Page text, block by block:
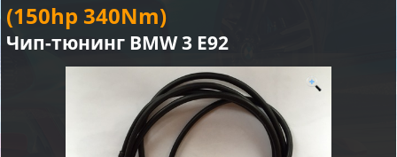
(150hp 340Nm)
Чип-тюнинг BMW 3 E92